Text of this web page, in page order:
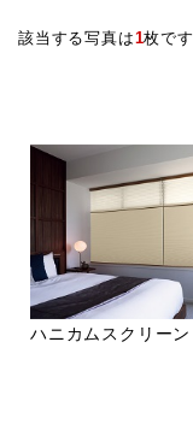
該当する写真は1枚です
ハニカムスクリーン